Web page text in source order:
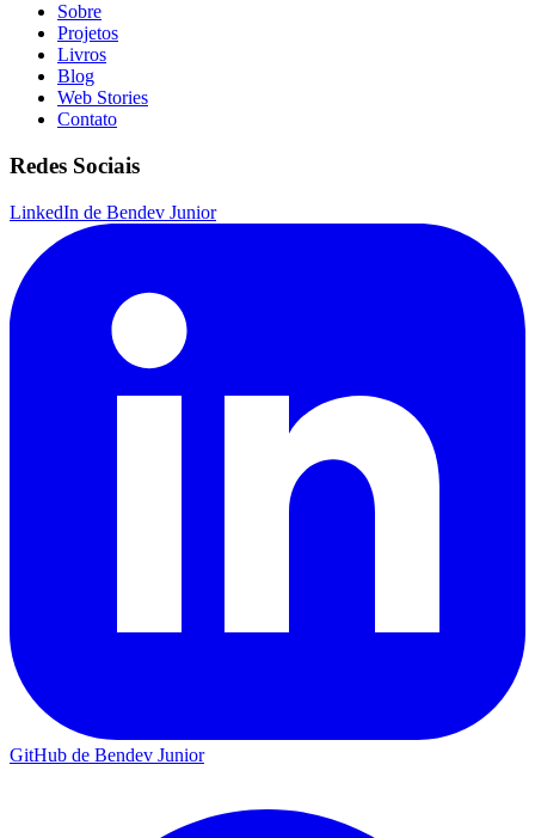
Sobre
Projetos
Livros
Blog
Web Stories
Contato
Redes Sociais
LinkedIn de Bendev Junior
GitHub de Bendev Junior